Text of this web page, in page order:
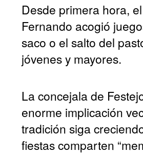
Desde primera hora,
Fernando acogió
saco o el salto del
jóvenes y mayores.
La concejala de
enorme implicación
tradición siga
fiestas comparten